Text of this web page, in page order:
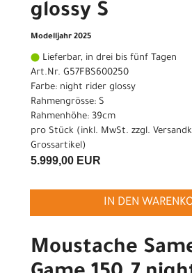
glossy S
Modelljahr 2025
Lieferbar, in drei bis fünf Tagen
Art.Nr. G57FBS600250
Farbe: night rider glossy
Rahmengrösse: S
Rahmenhöhe: 39cm
pro Stück (inkl. MwSt. zzgl.
Grossartikel)
5.999,00 EUR
IN DEN
Moustache